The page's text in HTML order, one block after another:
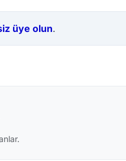
üye olun.